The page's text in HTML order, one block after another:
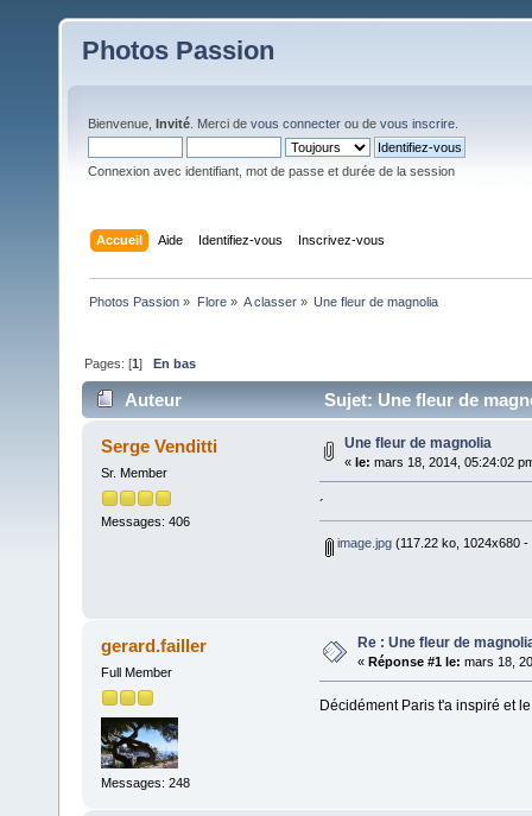
Photos Passion
Bienvenue, Invité . Merci de vous connecter ou de vous inscrire
Connexion avec identifiant, mot de passe et durée de la session
Accueil Aide Identifiez-vous Inscrivez-vous
Photos Passion » Flore» A classer» Une fleur de magnolia
Pages: [1]En bas
Auteur Sujet: Une fleur de
Serge Venditti
Sr. Member
Messages: 406
Une fleur de magnolia
« le: mars 18, 2014, 05:24:02
´
image.jpg(117.22 ko, 1024x680 -
gerard.failler
Full Member
Messages: 248
Re : Une fleur de
« Réponse #1 le: mars 18,
Décidément Paris t'a inspiré et